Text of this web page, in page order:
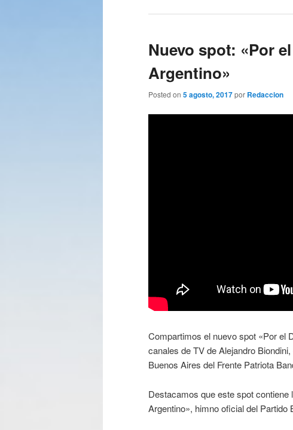
Nuevo spot: «Por
Argentino»
Posted on 5 agosto, 2017por Redaccion
Compartimos el nuevo spot «Por el
canales de TV de Alejandro
Buenos Aires del Frente Patriota
Destacamos que este spot
Argentino», himno oficial del Partido